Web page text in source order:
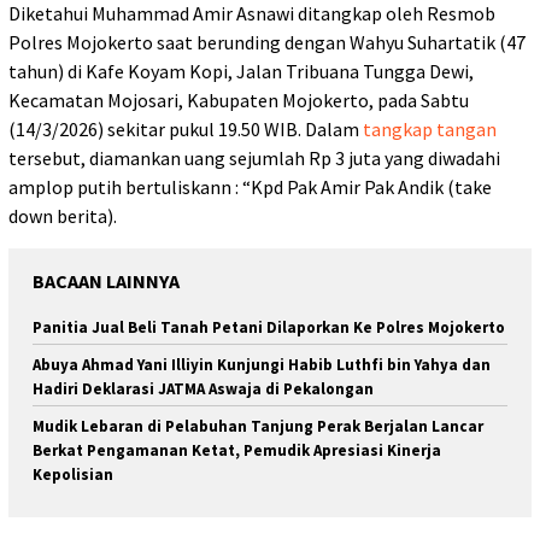
Diketahui Muhammad Amir Asnawi ditangkap oleh Resmob
Polres Mojokerto saat berunding dengan Wahyu Suhartatik (47
tahun) di Kafe Koyam Kopi, Jalan Tribuana Tungga Dewi,
Kecamatan Mojosari, Kabupaten Mojokerto, pada Sabtu
(14/3/2026) sekitar pukul 19.50 WIB. Dalam tangkap tangan
tersebut, diamankan uang sejumlah Rp 3 juta yang diwadahi
amplop putih bertuliskann : “Kpd Pak Amir Pak Andik (take
down berita).
BACAAN LAINNYA
Panitia Jual Beli Tanah Petani Dilaporkan Ke Polres Mojokerto
Abuya Ahmad Yani Illiyin Kunjungi Habib Luthfi bin Yahya dan
Hadiri Deklarasi JATMA Aswaja di Pekalongan
Mudik Lebaran di Pelabuhan Tanjung Perak Berjalan Lancar
Berkat Pengamanan Ketat, Pemudik Apresiasi Kinerja
Kepolisian